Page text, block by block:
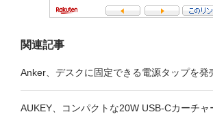
関連記事
Anker、デスクに固定できる電源タップを発
AUKEY、コンパクトな20W USB-Cカーチャ